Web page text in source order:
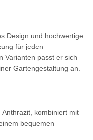
Design und hochwertige
für jeden
Varianten passt er sich
Gartengestaltung an.
Anthrazit, kombiniert mit
bequemen